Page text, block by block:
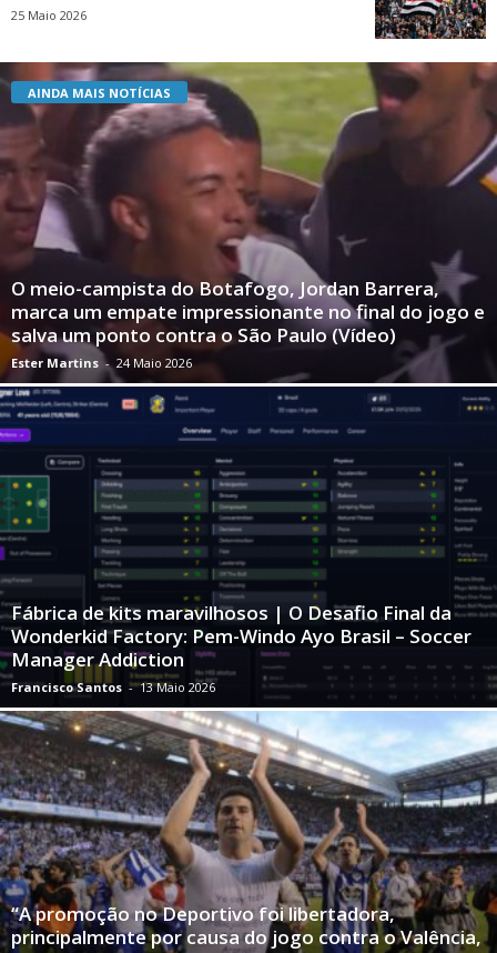
25 Maio 2026
AINDA MAIS NOTÍCIAS
O meio-campista do Botafogo, Jordan Barrera,
marca um empate impressionante no final do jogo e
salva um ponto contra o São Paulo (Vídeo)
Ester Martins - 24 Maio 2026
Fábrica de kits maravilhosos | O Desafio Final da
Wonderkid Factory: Pem-Windo Ayo Brasil – Soccer
Manager Addiction
Francisco Santos - 13 Maio 2026
“A promoção no Deportivo foi libertadora,
principalmente por causa do jogo contra o Valência,